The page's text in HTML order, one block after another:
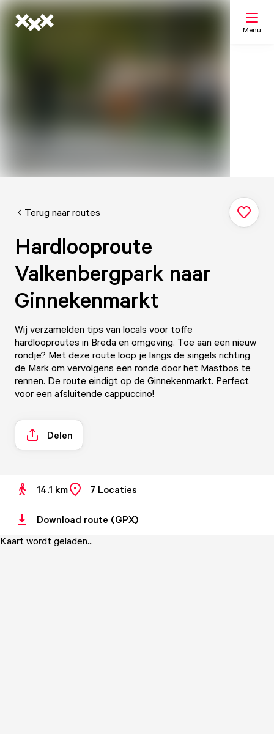
Menu
Terug naar routes
Hardlooproute
Valkenbergpark naar
Ginnekenmarkt
Wij verzamelden tips van locals voor toffe
hardlooproutes in Breda en omgeving. Toe aan een nieuw
rondje? Met deze route loop je langs de singels richting
de Mark om vervolgens een ronde door het Mastbos te
rennen. De route eindigt op de Ginnekenmarkt. Perfect
voor een afsluitende cappuccino!
Delen
14.1 km 7 Locaties
Download route (GPX)
Kaart wordt geladen...